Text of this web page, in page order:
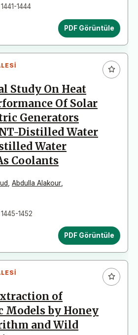
1444
PDF Görüntüle
Study On Heat
Of Solar
Generators
Distilled Water
Water
Coolants
Abdulla Alakour
1452
PDF Görüntüle
of
Models by Honey
and Wild